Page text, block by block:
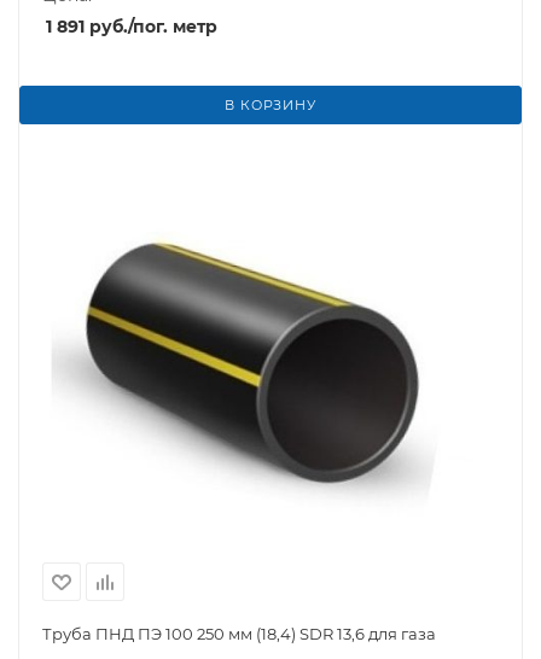
1 891 руб./пог. метр
В КОРЗИНУ
Труба ПНД ПЭ 100 250 мм (18,4) SDR 13,6 для газа